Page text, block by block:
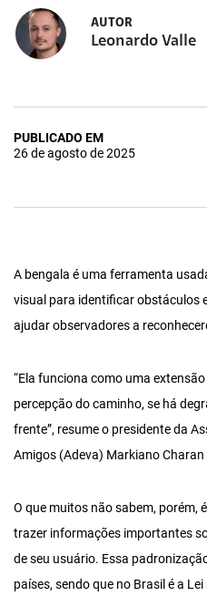
AUTOR
Leonardo Valle
PUBLICADO EM
26 de agosto de 2025
A bengala é uma ferramenta
visual para identificar obstáculos
ajudar observadores a
“Ela funciona como uma
percepção do caminho, se há
frente”, resume o presidente da
Amigos (Adeva) Markiano Charan
O que muitos não sabem, porém,
trazer informações importantes
de seu usuário. Essa
países, sendo que no Brasil é a